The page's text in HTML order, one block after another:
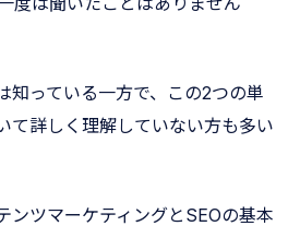
知っている一方で、この2つの単
て詳しく理解していない方も多い
ンツマーケティングとSEOの基本